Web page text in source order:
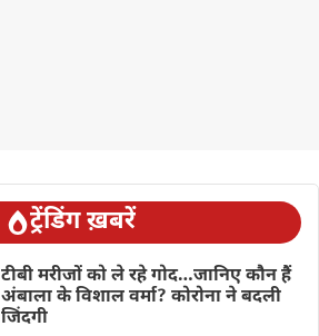
ट्रेंडिंग ख़बरें
टीबी मरीजों को ले रहे गोद…जानिए कौन हैं
अंबाला के विशाल वर्मा? कोरोना ने बदली
जिंदगी